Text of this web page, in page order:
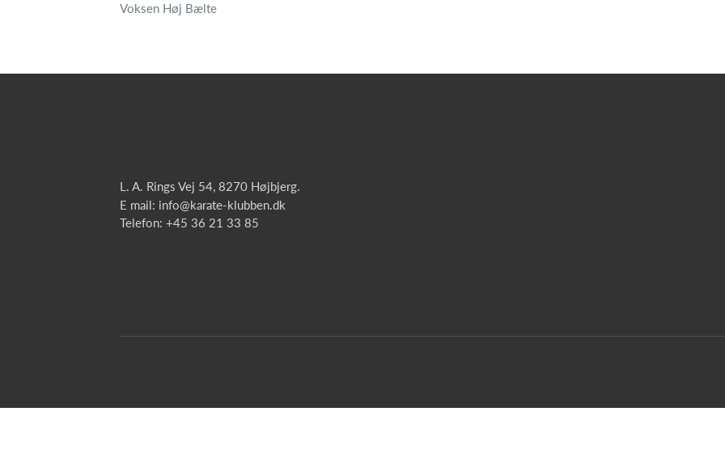
Voksen Høj Bælte
L. A. Rings Vej 54, 8270 Højbjerg.
E mail: info@karate-klubben.dk
Telefon: +45 36 21 33 85